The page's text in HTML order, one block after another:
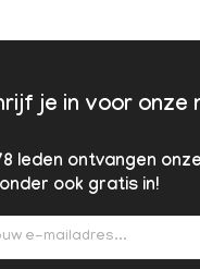
je in voor onze
leden ontvangen
ook gratis in!